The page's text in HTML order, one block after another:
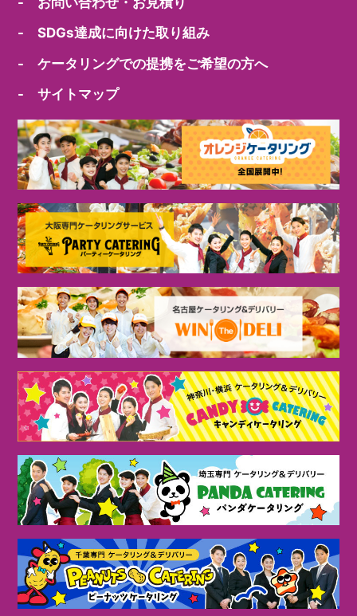
- SDGs達成に向けた取り組み
- ケータリングでの提携をご希望の方へ
- サイトマップ